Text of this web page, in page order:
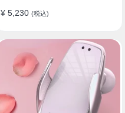
イヤレス充電 スマホホルダー
¥ 5,230 (税込)